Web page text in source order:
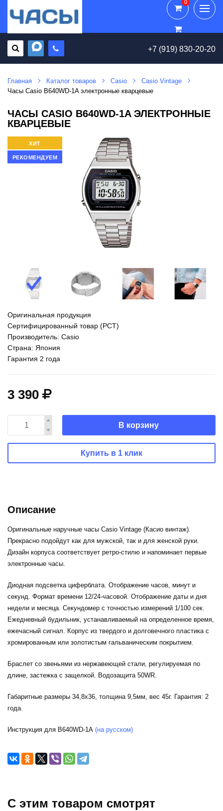
+7 (919) 830-20-20
0
0
Главная Каталог товаров Casio
Casio Vintage
Часы Casio B640WD-1A электронные кварцевые
ЧАСЫ CASIO B640WD-1A ЭЛЕКТРОННЫЕ
КВАРЦЕВЫЕ
ХИТ
РЕКОМЕНДУЕМ
Оригинальная продукция
Сертифицированный товар (РСТ)
Производитель: Casio
Страна: Япония
Гарантия 2 года
3 390
В корзину
Купить в 1 клик
Описание
Оригинальные наручные часы Casio Vintage (Касио винтаж).
Прекрасно подойдут как для мужской, так и для женской руки.
Дизайн корпуса соответствует ретро-стилю и напоминает первые
электронные часы.
Диодная подсветка циферблата. Отображение часов, минут и
секунд. Формат времени 12/24-часовой. Отображение даты и дня
недели и месяца. Секундомер с точностью измерений 1/100 сек.
Ежедневный будильник, устанавливаемый на определенное время,
ежечасный сигнал. Корпус из твердого и долговечного пластика с
хромированным или золотистым гальваническим покрытием.
Браслет со звеньями из нержавеющей стали, регулируемая по
длине, застежка с защелкой. Водозащита 50WR.
Габаритные размеры 34,8х36, толщина 9,5мм, вес 45г. Гарантия: 2
года.
Инструкция для B640WD-1A (на русском)
C этим товаром смотрят